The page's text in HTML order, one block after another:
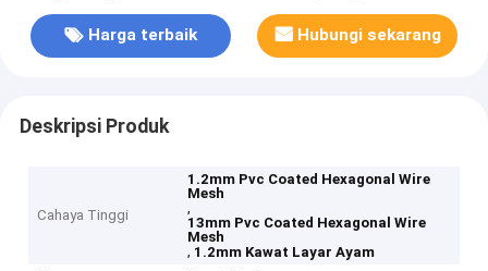
Harga terbaik Hubungi sekarang
Deskripsi Produk
Cahaya Tinggi
1.2mm Pvc Coated Hexagonal Wire
Mesh
,
13mm Pvc Coated Hexagonal Wire
Mesh
, 1.2mm Kawat Layar Ayam